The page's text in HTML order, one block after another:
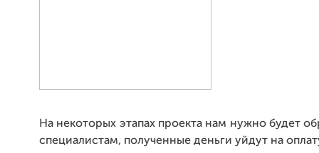
На некоторых этапах проекта нам нужно будет
специалистам, полученные деньги уйдут на